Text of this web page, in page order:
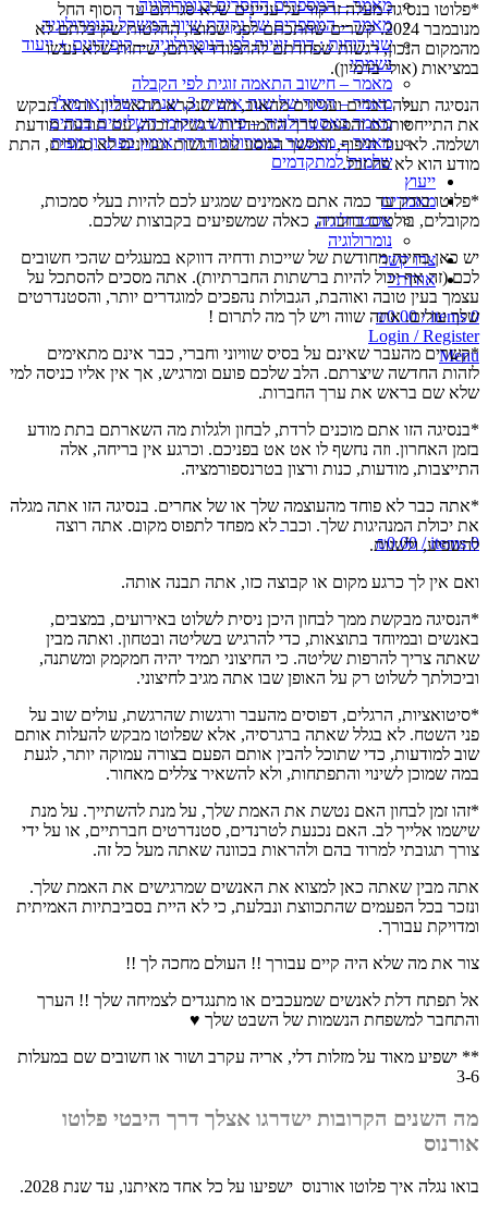
מאמר – המספרים החסרים בנומרולוגיה
מאמר – המספרים של נקודת שיווי המשקל בנומרולוגיה
שני דוחות : דוח זוגיות לפי הנומרולוגיה – קופידונים + ייעוד
נשמתי
מאמר – חישוב התאמה זוגית לפי הקבלה
מאמר – הסוד של שנה אישית 3, שנת כישלון או מזל?
מאמר באסטרולוגיה – פירוש מיקומי השליטים בבתים
מאמר – מאסטר בנומרולוגיה דרך אימון בפתרון מפות
שלמות למתקדמים
ייעוץ
מאמרים
אסטרולוגיה
נומרולוגיה
צרו קשר
אודותיי
0
items
/
₪0.00
Login / Register
Menu
0
items
/
₪0.00
*פלוטו בנסיגה מעלה זרקור על עניינים שלא סגרתם עד הסוף החל
מנובמבר 2024. קשרים שחתכתם לפני שמוצו, החלטות שקיבלתם לא
מהמקום הנכון, רגשות שפחדתם להתמודד איתם, שיחות שלא נעשו
במציאות (אולי בדמיון).
הנסיגה תעלה דברים ועניינים מהאוב, מה שנקרא מהארכיון. והיא תבקש
את התייחסותכם והפעם דרך התמודדות רגשית וכנה, עם תודעה מודעת
ושלמה. לא עוד חיפוף, והמשך המסע עם רגשות ועניינים לא סגורים, התת
מודע הוא לא פח זבל.
*פלוטו בודק עד כמה אתם מאמינים שמגיע לכם להיות בעלי סמכות,
מקובלים, בולטים בחברה, כאלה שמשפיעים בקבוצות שלכם.
יש כאן בחינה מחודשת של שייכות ודחיה דווקא במעגלים שהכי חשובים
לכם (זה אף יכול להיות ברשתות החברתיות). אתה מסכים להסתכל על
עצמך בעין טובה ואוהבת, הגבולות נהפכים למוגדרים יותר, והסטנדרטים
שלך עולים. אתה שווה ויש לך מה לתרום !
*קשרים מהעבר שאינם על בסיס שוויוני וחברי, כבר אינם מתאימים
לזהות החדשה שיצרתם. הלב שלכם פועם ומרגיש, אך אין אליו כניסה למי
שלא שם בראש את ערך החברות.
*בנסיגה הזו אתם מוכנים לרדת, לבחון ולגלות מה השארתם בתת מודע
בזמן האחרון. וזה נחשף לו אט אט בפניכם. וכרגע אין בריחה, אלה
התייצבות, מודעות, כנות ורצון בטרנספורמציה.
*אתה כבר לא פוחד מהעוצמה שלך או של אחרים. בנסיגה הזו אתה מגלה
את יכולת המנהיגות שלך. וכבר לא מפחד לתפוס מקום. אתה רוצה
להשפיע, ולשנות.
ואם אין לך כרגע מקום או קבוצה כזו, אתה תבנה אותה.
*הנסיגה מבקשת ממך לבחון היכן ניסית לשלוט באירועים, במצבים,
באנשים ובמיוחד בתוצאות, כדי להרגיש בשליטה ובטחון. ואתה מבין
שאתה צריך להרפות שליטה. כי החיצוני תמיד יהיה חמקמק ומשתנה,
וביכולתך לשלוט רק על האופן שבו אתה מגיב לחיצוני.
*סיטואציות, הרגלים, דפוסים מהעבר ורגשות שהרגשת, עולים שוב על
פני השטח. לא בגלל שאתה ברגרסיה, אלא שפלוטו מבקש להעלות אותם
שוב למודעות, כדי שתוכל להבין אותם הפעם בצורה עמוקה יותר, לגעת
במה שמוכן לשינוי והתפתחות, ולא להשאיר צללים מאחור.
*זהו זמן לבחון האם נטשת את האמת שלך, על מנת להשתייך. על מנת
שישמו אלייך לב. האם נכנעת לטרנדים, סטנדרטים חברתיים, או על ידי
צורך תגובתי למרוד בהם ולהראות בכוונה שאתה מעל כל זה.
אתה מבין שאתה כאן למצוא את האנשים שמרגישים את האמת שלך.
ונזכר בכל הפעמים שהתכווצת ונבלעת, כי לא היית בסביבתיות האמיתית
ומדויקת עבורך.
צור את מה שלא היה קיים עבורך !! העולם מחכה לך !!
אל תפתח דלת לאנשים שמעכבים או מתנגדים לצמיחה שלך !! הערך
והתחבר למשפחת הנשמות של השבט שלך ♥
** ישפיע מאוד על מזלות דלי, אריה עקרב ושור או חשובים שם במעלות
3-6
מה השנים הקרובות ישדרגו אצלך דרך היבטי פלוטו
אורנוס
בואו נגלה איך פלוטו אורנוס ישפיעו על כל אחד מאיתנו, עד שנת 2028.